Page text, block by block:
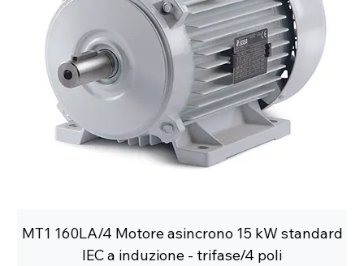
MT1 160LA/4 Motore asincrono 15 kW standard
IEC a induzione - trifase/4 poli